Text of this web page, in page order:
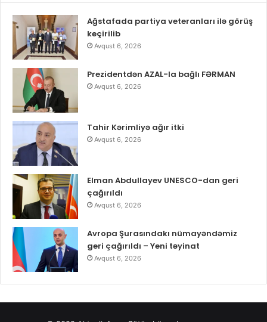
Ağstafada partiya veteranları ilə görüş
keçirilib
Avqust 6, 2026
Prezidentdən AZAL-la bağlı FƏRMAN
Avqust 6, 2026
Tahir Kərimliyə ağır itki
Avqust 6, 2026
Elman Abdullayev UNESCO-dan geri
çağırıldı
Avqust 6, 2026
Avropa Şurasındakı nümayəndəmiz
geri çağırıldı – Yeni təyinat
Avqust 6, 2026